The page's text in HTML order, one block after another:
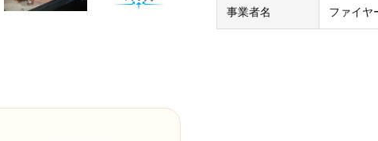
事業者名 ファイヤ